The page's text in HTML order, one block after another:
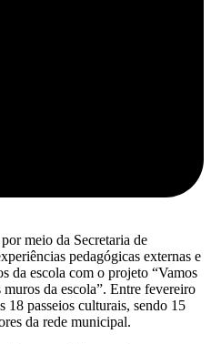
meio da Secretaria de
pedagógicas externas e
da escola com o projeto “Vamos
da escola”. Entre fevereiro
18 passeios culturais, sendo 15
da rede municipal.